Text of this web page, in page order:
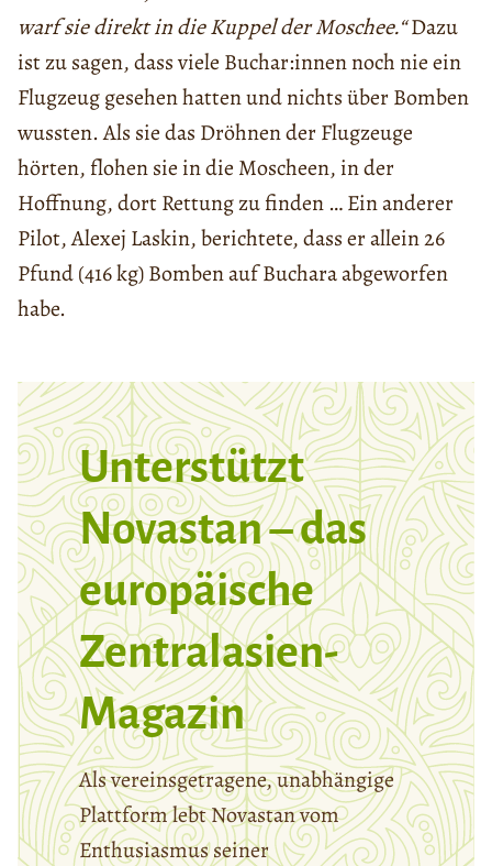
warf sie direkt in die Kuppel der Moschee.“Dazu
ist zu sagen, dass viele Buchar:innen noch nie ein
Flugzeug gesehen hatten und nichts über Bomben
wussten. Als sie das Dröhnen der Flugzeuge
hörten, flohen sie in die Moscheen, in der
Hoffnung, dort Rettung zu finden … Ein anderer
Pilot, Alexej Laskin, berichtete, dass er allein 26
Pfund (416 kg) Bomben auf Buchara abgeworfen
habe.
Unterstützt
Novastan – das
europäische
Zentralasien-
Magazin
Als vereinsgetragene, unabhängige
Plattform lebt Novastan vom
Enthusiasmus seiner